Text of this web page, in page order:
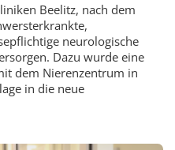
Beelitz, nach dem
neurologische
Dazu wurde eine
dem Nierenzentrum in
in die neue